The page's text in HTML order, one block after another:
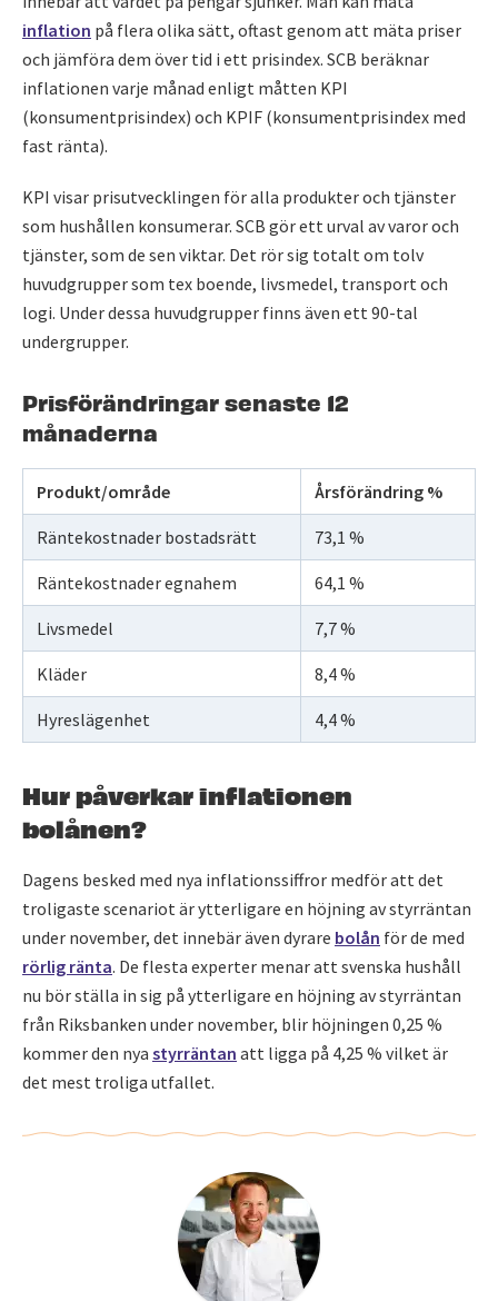
inflation på flera olika sätt, oftast genom att mäta priser
och jämföra dem över tid i ett prisindex. SCB beräknar
inflationen varje månad enligt måtten KPI
(konsumentprisindex) och KPIF (konsumentprisindex med
fast ränta).
KPI visar prisutvecklingen för alla produkter och tjänster
som hushållen konsumerar. SCB gör ett urval av varor och
tjänster, som de sen viktar. Det rör sig totalt om tolv
huvudgrupper som tex boende, livsmedel, transport och
logi. Under dessa huvudgrupper finns även ett 90-tal
undergrupper.
Prisförändringar senaste 12
månaderna
Produkt/område Årsförändring %
Räntekostnader bostadsrätt 73,1 %
Räntekostnader egnahem 64,1 %
Livsmedel 7,7 %
Kläder 8,4 %
Hyreslägenhet 4,4 %
Hur påverkar inflationen
bolånen?
Dagens besked med nya inflationssiffror medför att det
troligaste scenariot är ytterligare en höjning av styrräntan
under november, det innebär även dyrare bolån för de med
rörlig ränta. De flesta experter menar att svenska hushåll
nu bör ställa in sig på ytterligare en höjning av styrräntan
från Riksbanken under november, blir höjningen 0,25 %
kommer den nya styrräntan att ligga på 4,25 % vilket är
det mest troliga utfallet.